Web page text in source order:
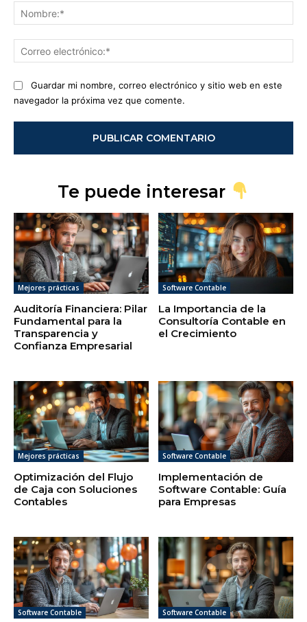
Guardar mi nombre, correo electrónico y sitio web en este
navegador la próxima vez que comente.
Te puede interesar
Mejores prácticas
Auditoría Financiera: Pilar
Fundamental para la
Transparencia y
Confianza Empresarial
Software Contable
La Importancia de la
Consultoría Contable en
el Crecimiento
Mejores prácticas
Optimización del Flujo
de Caja con Soluciones
Contables
Software Contable
Implementación de
Software Contable: Guía
para Empresas
Software Contable Software Contable